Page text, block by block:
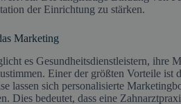
der Einrichtung zu stärken.
Marketing
es Gesundheitsdienstleistern, ihre
Einer der größten Vorteile
lassen sich personalisierte
Dies bedeutet, dass eine